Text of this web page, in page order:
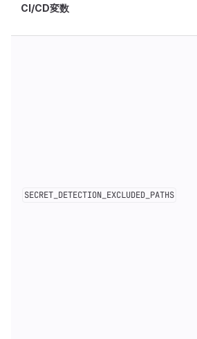
CI/CD変数
SECRET_DETECTION_EXCLUDED_PATHS